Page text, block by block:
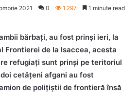
2021 0 1.297 1 minute read
bărbaţi, au fost prinşi ieri, la
Frontierei de la Isaccea, acesta
refugiaţi sunt prinşi pe teritoriul
cetăţeni afgani au fost
de poliţiştii de frontieră însă